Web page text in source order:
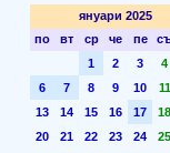
януари 2025
по
вт ср че пе
1
2 3 4
6
7 8 9 10 11
13
14 15 16 17 18
20
21 22 23 24 25